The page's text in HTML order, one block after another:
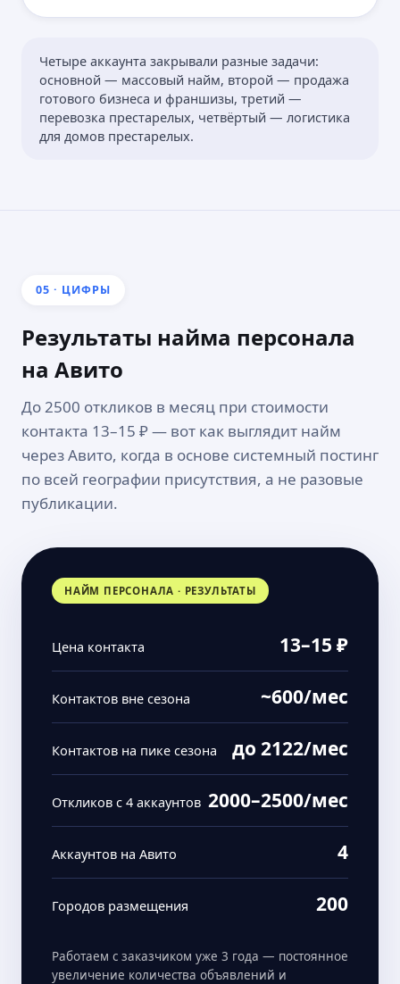
Четыре аккаунта закрывали разные задачи:
основной — массовый найм, второй — продажа
готового бизнеса и франшизы, третий —
перевозка престарелых, четвёртый — логистика
для домов престарелых.
05 · ЦИФРЫ
Результаты найма персонала
на Авито
До 2500 откликов в месяц при стоимости
контакта 13–15 ₽ — вот как выглядит найм
через Авито, когда в основе системный постинг
по всей географии присутствия, а не разовые
публикации.
НАЙМ ПЕРСОНАЛА · РЕЗУЛЬТАТЫ
Цена контакта 13–15 ₽
Контактов вне сезона ~600/мес
Контактов на пике сезона до 2122/мес
Откликов с 4 аккаунтов 2000–2500/мес
Аккаунтов на Авито 4
Городов размещения 200
Работаем с заказчиком уже 3 года — постоянное
увеличение количества объявлений и